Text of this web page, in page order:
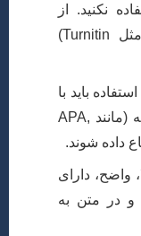
نکنید. از
نرم‌افزارهای بررسی مشابهت (مثل Turnitin)
باید با
فرمت ارجاع‌دهی مورد نظر نشریه (مانند APA,
واضح، دارای
و در متن به